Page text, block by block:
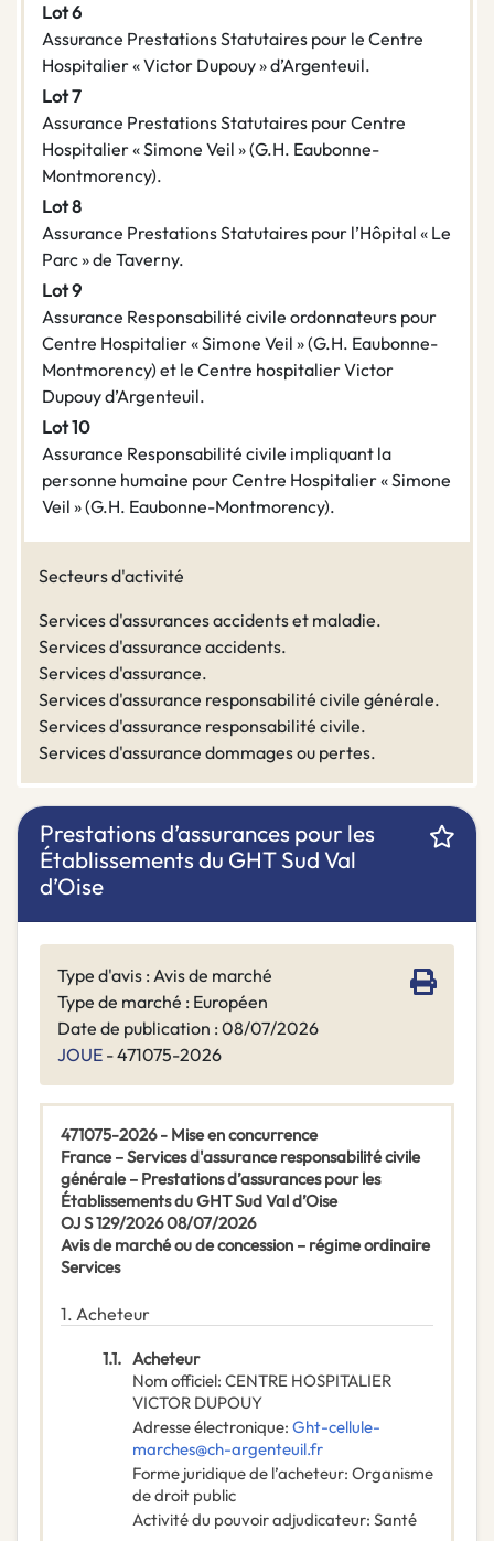
Lot 6
Assurance Prestations Statutaires pour le Centre
Hospitalier « Victor Dupouy » d’Argenteuil.
Lot 7
Assurance Prestations Statutaires pour Centre
Hospitalier « Simone Veil » (G.H. Eaubonne-
Montmorency).
Lot 8
Assurance Prestations Statutaires pour l’Hôpital « Le
Parc » de Taverny.
Lot 9
Assurance Responsabilité civile ordonnateurs pour
Centre Hospitalier « Simone Veil » (G.H. Eaubonne-
Montmorency) et le Centre hospitalier Victor
Dupouy d’Argenteuil.
Lot 10
Assurance Responsabilité civile impliquant la
personne humaine pour Centre Hospitalier « Simone
Veil » (G.H. Eaubonne-Montmorency).
Secteurs d'activité
Services d'assurances accidents et maladie.
Services d'assurance accidents.
Services d'assurance.
Services d'assurance responsabilité civile générale.
Services d'assurance responsabilité civile.
Services d'assurance dommages ou pertes.
Prestations d’assurances pour les
Établissements du GHT Sud Val
d’Oise
Type d'avis : Avis de marché
Type de marché : Européen
Date de publication : 08/07/2026
JOUE - 471075-2026
471075-2026 - Mise en concurrence
France – Services d'assurance responsabilité civile
générale – Prestations d’assurances pour les
Établissements du GHT Sud Val d’Oise
OJ S 129/2026 08/07/2026
Avis de marché ou de concession – régime ordinaire
Services
1. Acheteur
1.1. Acheteur
Nom officiel: CENTRE HOSPITALIER
VICTOR DUPOUY
Adresse électronique: Ght-cellule-
marches@ch-argenteuil.fr
Forme juridique de l’acheteur: Organisme
de droit public
Activité du pouvoir adjudicateur: Santé